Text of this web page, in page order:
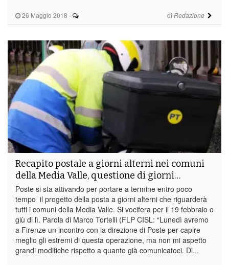
26 Maggio 2018 - di Redazione
Recapito postale a giorni alterni nei comuni
della Media Valle, questione di giorni…
Poste si sta attivando per portare a termine entro poco
tempo il progetto della posta a giorni alterni che riguarderà
tutti i comuni della Media Valle. Si vocifera per il 19 febbraio o
giù di lì. Parola di Marco Tortelli (FLP CISL: “Lunedì avremo
a Firenze un incontro con la direzione di Poste per capire
meglio gli estremi di questa operazione, ma non mi aspetto
grandi modifiche rispetto a quanto già comunicatoci. Di...